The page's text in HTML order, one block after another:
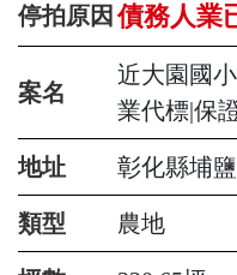
停拍原因 債務人業
案名
近大園國
業代標|保
地址 彰化縣埔
類型 農地